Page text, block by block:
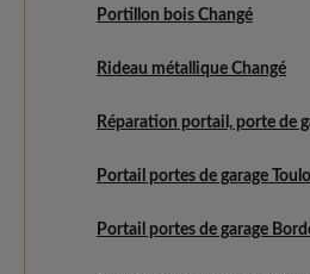
Portillon bois Changé
Rideau métallique Changé
Réparation portail, porte de
Portail portes de garage
Portail portes de garage